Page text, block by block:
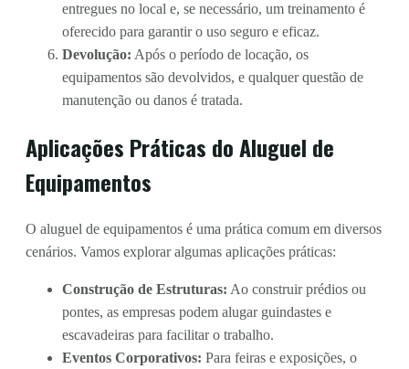
entregues no local e, se necessário, um treinamento é
oferecido para garantir o uso seguro e eficaz.
Devolução: Após o período de locação, os
equipamentos são devolvidos, e qualquer questão de
manutenção ou danos é tratada.
Aplicações Práticas do Aluguel de
Equipamentos
O aluguel de equipamentos é uma prática comum em diversos
cenários. Vamos explorar algumas aplicações práticas:
Construção de Estruturas: Ao construir prédios ou
pontes, as empresas podem alugar guindastes e
escavadeiras para facilitar o trabalho.
Eventos Corporativos: Para feiras e exposições, o